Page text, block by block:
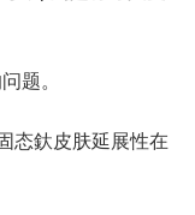
题。
釱皮肤延展性在